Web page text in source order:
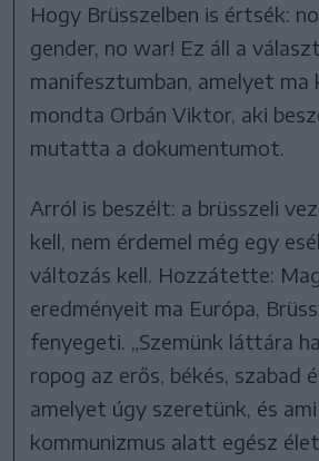
Hogy Brüsszelben is értsék:
gender, no war! Ez áll a
manifesztumban, amelyet ma
mondta Orbán Viktor, aki
mutatta a dokumentumot.
Arról is beszélt: a brüsszeli
kell, nem érdemel még egy
változás kell. Hozzátette:
eredményeit ma Európa,
fenyegeti. „Szemünk láttára
ropog az erős, békés, szabad
amelyet úgy szeretünk, és
kommunizmus alatt egész